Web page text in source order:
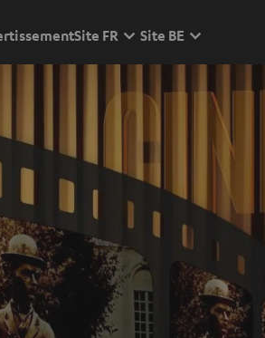
Site FR Site BE